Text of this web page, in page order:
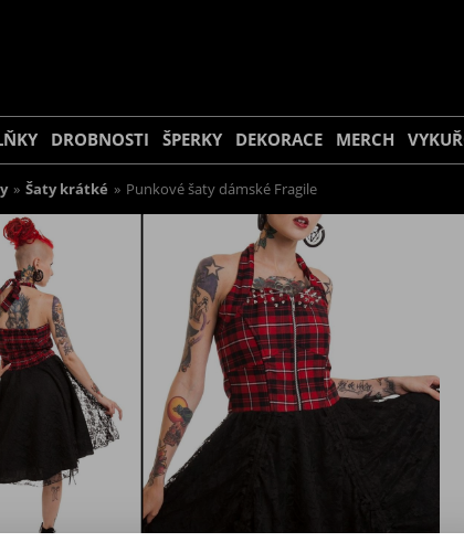
DROBNOSTI ŠPERKY DEKORACE MERCH
» Šaty krátké » Punkové šaty dámské Fragile